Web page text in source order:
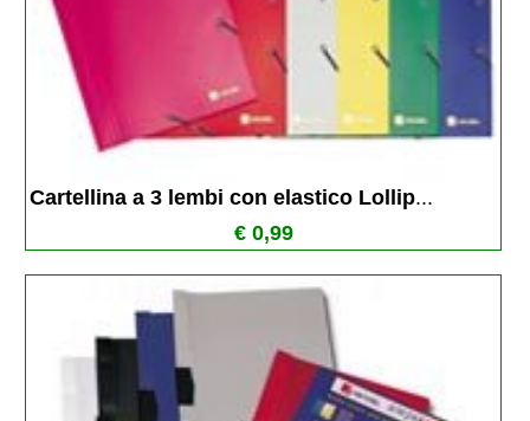
Cartellina a 3 lembi con elastico Lollip...
€ 0,99